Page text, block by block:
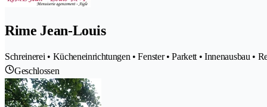
Rime Jean-Louis
Schreinerei • Kücheneinrichtungen • Fenster • Parkett • Innenausbau •
Geschlossen